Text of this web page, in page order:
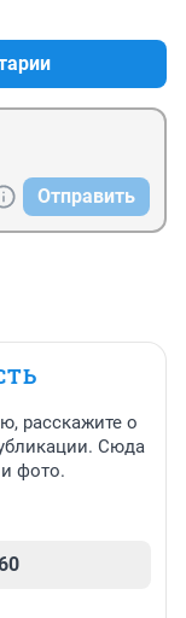
Отправить
расскажите о
Сюда
фото.